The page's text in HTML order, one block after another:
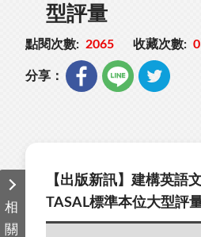
型評量
點閱次數: 2065 收藏次數: 0
分享：
相
關
【出版新訊】建構英語
TASAL標準本位大型評